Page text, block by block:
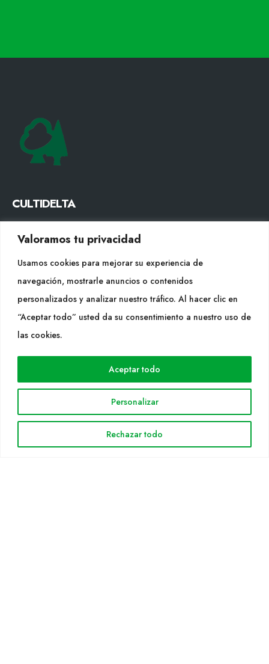
Valoramos tu privacidad
Usamos cookies para mejorar su experiencia de
navegación, mostrarle anuncios o contenidos
personalizados y analizar nuestro tráfico. Al hacer clic en
“Aceptar todo” usted da su consentimiento a nuestro uso de
las cookies.
Personalizar
Rechazar todo
Aceptar todo
CULTIDELTA
MEDITERRANEAN & NATIVE PLANTS
CONTACTE
Tel. +34 977053013
info@cultidelta.com
SEGUEIX-NOS
WEB
Árees de treball